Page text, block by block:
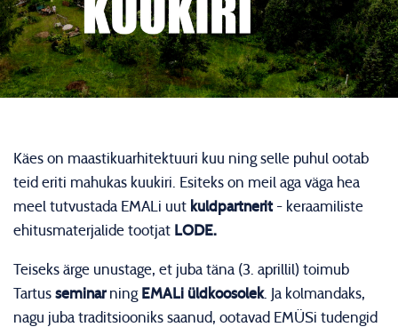
Käes on maastikuarhitektuuri kuu ning selle puhul ootab
teid eriti mahukas kuukiri. Esiteks on meil aga väga hea
meel tutvustada EMALi uut kuldpartnerit- keraamiliste
ehitusmaterjalide tootjat LODE.
Teiseks ärge unustage, et juba täna (3. aprillil) toimub
Tartus seminarning EMALi üldkoosolek. Ja kolmandaks,
nagu juba traditsiooniks saanud, ootavad EMÜSi tudengid